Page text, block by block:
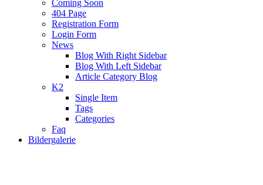
Coming Soon
404 Page
Registration Form
Login Form
News
Blog With Right Sidebar
Blog With Left Sidebar
Article Category Blog
K2
Single Item
Tags
Categories
Faq
Bildergalerie